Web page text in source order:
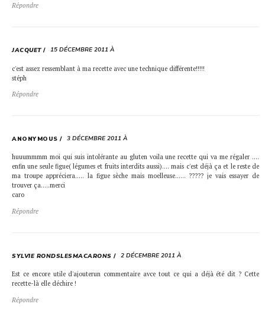
Répondre
JACQUET 15 DÉCEMBRE 2011 À
c'est assez ressemblant à ma recette avec une technique différente!!!!!
stéph
Répondre
ANONYMOUS 3 DÉCEMBRE 2011 À
huuummmm moi qui suis intolérante au gluten voila une recette qui va me régaler ….
enfin une seule figue( légumes et fruits interdits aussi)…. mais c'est déjà ça et le reste de
ma troupe appréciera….. la figue sèche mais moelleuse…… ????? je vais essayer de
trouver ça…..merci
caro
Répondre
SYLVIE RONDSLESMACARONS 2 DÉCEMBRE 2011 À
Est ce encore utile d'ajouterun commentaire avce tout ce qui a déjà été dit ? Cette
recette-là elle déchire !
Répondre